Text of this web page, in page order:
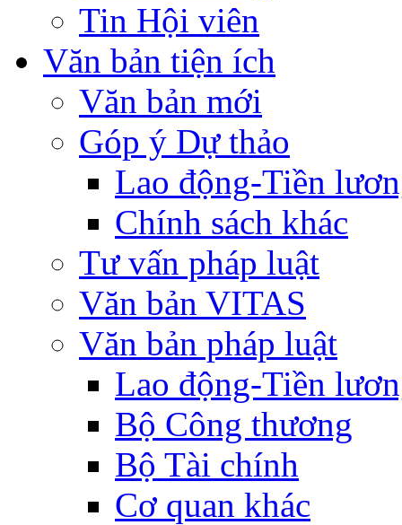
Tin Hội viên
Văn bản tiện ích
Văn bản mới
Góp ý Dự thảo
Lao động-Tiền
Chính sách khác
Tư vấn pháp luật
Văn bản VITAS
Văn bản pháp luật
Lao động-Tiền
Bộ Công thương
Bộ Tài chính
Cơ quan khác